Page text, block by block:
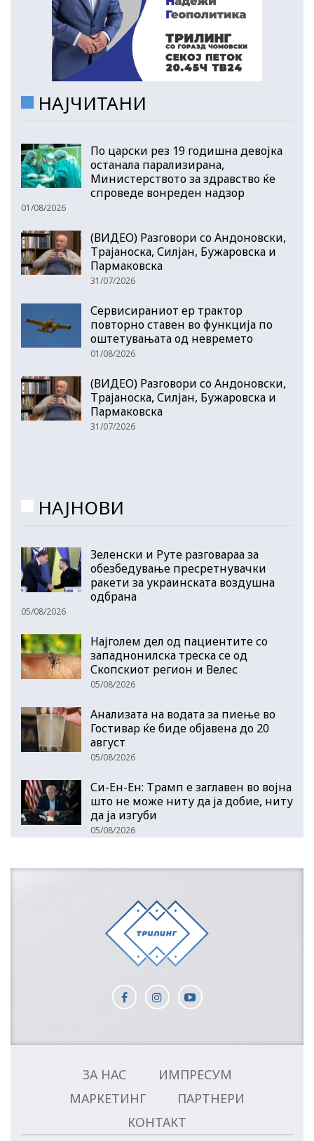
НАЈЧИТАНИ
По царски рез 19 годишна девојка
останала парализирана,
Министерството за здравство ќе
спроведе вонреден надзор
01/08/2026
(ВИДЕО) Разговори со Андоновски,
Трајаноска, Силјан, Бужаровска и
Пармаковска
31/07/2026
Сервисираниот ер трактор
повторно ставен во функција по
оштетувањата од невремето
01/08/2026
(ВИДЕО) Разговори со Андоновски,
Трајаноска, Силјан, Бужаровска и
Пармаковска
31/07/2026
НАЈНОВИ
Зеленски и Руте разговараа за
обезбедување пресретнувачки
ракети за украинската воздушна
одбрана
05/08/2026
Најголем дел од пациентите сo
западнонилска треска се од
Скопскиот регион и Велес
05/08/2026
Анализата на водата за пиење во
Гостивар ќе биде објавена до 20
август
05/08/2026
Си-Ен-Ен: Трамп е заглавен во војна
што не може ниту да ја добие, ниту
да ја изгуби
05/08/2026
ЗА НАС
ИМПРЕСУМ
МАРКЕТИНГ
ПАРТНЕРИ
КОНТАКТ